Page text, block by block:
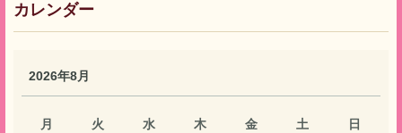
カレンダー
2026年8月
月 火 水 木 金 土 日